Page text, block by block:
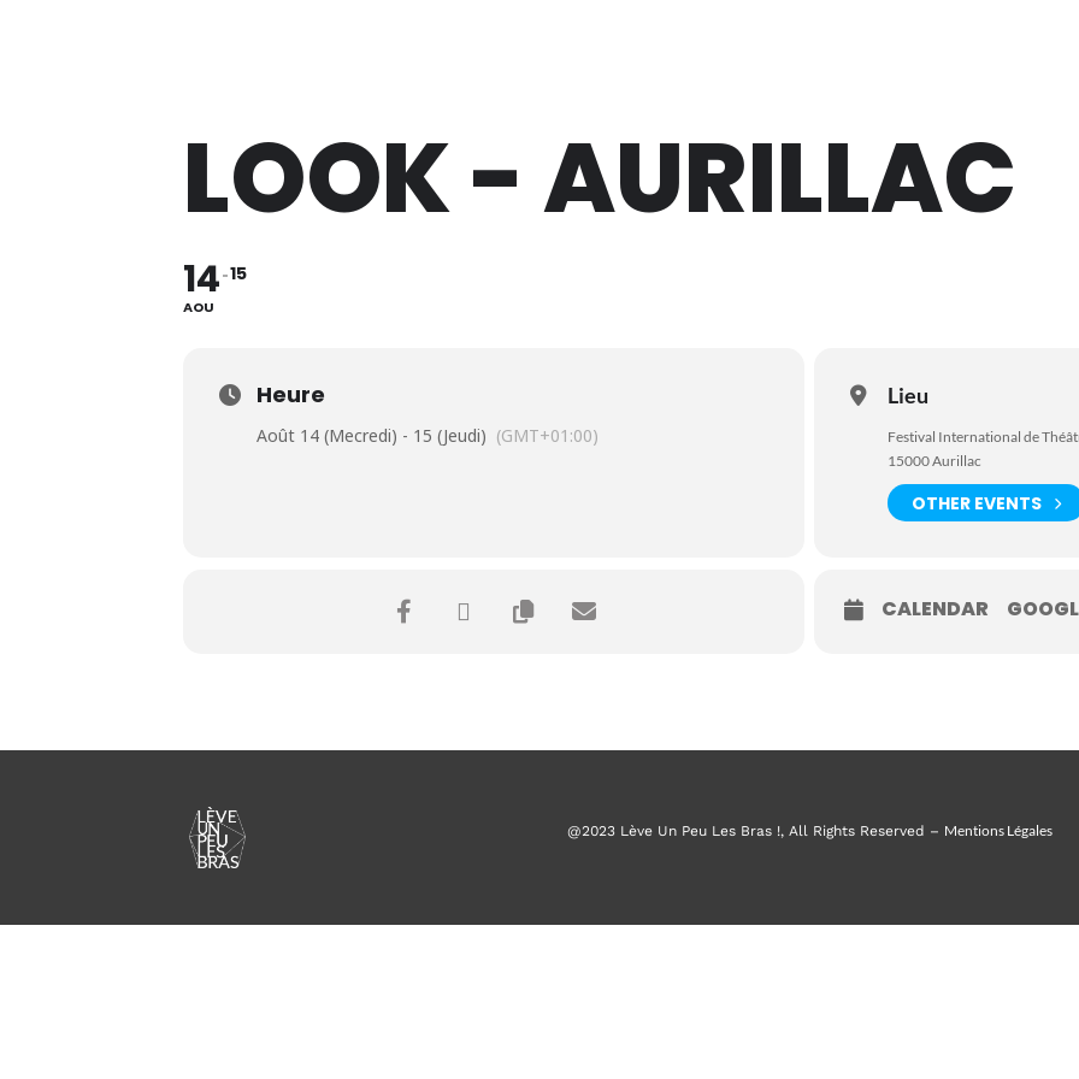
LOOK - AURILLAC
14
AOU
15
Heure
Août 14 (Mecredi) - 15 (Jeudi) (GMT+01:00)
Lieu
Festival International de
15000 Aurillac
OTHER EVENTS
CALENDAR
@2023 Lève Un Peu Les Bras !, All Rights Reserved – Mentions Légales